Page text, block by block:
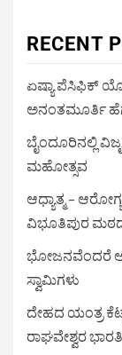
RECENT
ಏಷ್ಯಾ ಪೆಸಿಫಿಕ್
ಅನಂತಮೂರ್ತಿ
ಬೈಂದೂರಿನಲ್ಲಿ
ಮಹೋತ್ಸವ
ಆಧ್ಯಾತ್ಮ –
ವಿಭೂತಿಪುರ ಮಠದ
ಭೋಜನವೆಂದರೆ
ಸ್ವಾಮಿಗಳು
ದೇಹದ ಯಂತ್ರ
ರಾಘವೇಶ್ವರ